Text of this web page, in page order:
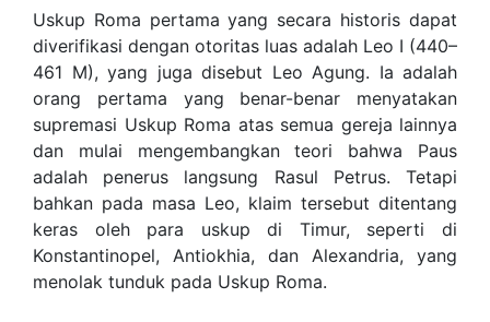
Uskup Roma pertama yang secara historis dapat
diverifikasi dengan otoritas luas adalah Leo I (440–
461 M), yang juga disebut Leo Agung. Ia adalah
orang pertama yang benar-benar menyatakan
supremasi Uskup Roma atas semua gereja lainnya
dan mulai mengembangkan teori bahwa Paus
adalah penerus langsung Rasul Petrus. Tetapi
bahkan pada masa Leo, klaim tersebut ditentang
keras oleh para uskup di Timur, seperti di
Konstantinopel, Antiokhia, dan Alexandria, yang
menolak tunduk pada Uskup Roma.